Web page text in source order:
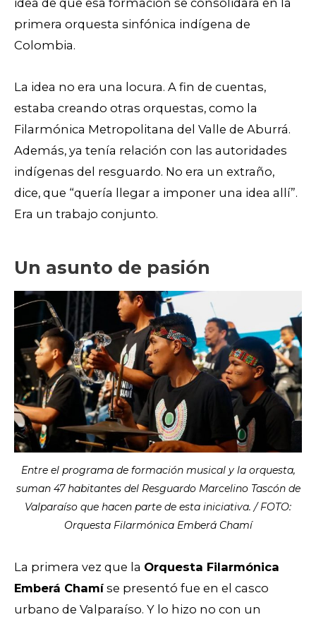
idea de que esa formación se consolidara en la
primera orquesta sinfónica indígena de
Colombia.
La idea no era una locura. A fin de cuentas,
estaba creando otras orquestas, como la
Filarmónica Metropolitana del Valle de Aburrá.
Además, ya tenía relación con las autoridades
indígenas del resguardo. No era un extraño,
dice, que “quería llegar a imponer una idea allí”.
Era un trabajo conjunto.
Un asunto de pasión
Entre el programa de formación musical y la orquesta,
suman 47 habitantes del Resguardo Marcelino Tascón de
Valparaíso que hacen parte de esta iniciativa. / FOTO:
Orquesta Filarmónica Emberá Chamí
La primera vez que la Orquesta Filarmónica
Emberá Chamíse presentó fue en el casco
urbano de Valparaíso. Y lo hizo no con un